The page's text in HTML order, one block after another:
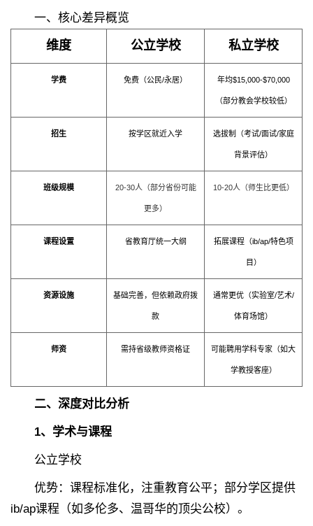
一、核心差异概览
维度 公立学校 私立学校
学费 免费（公民/永居） 年均$15,000-$70,000
（部分教会学校较低）
招生 按学区就近入学 选拔制（考试/面试/家庭
背景评估）
班级规模 20-30人（部分省份可能
更多）
10-20人（师生比更低）
课程设置 省教育厅统一大纲 拓展课程（ib/ap/特色项
目）
资源设施 基础完善，但依赖政府拨
款
通常更优（实验室/艺术/
体育场馆）
师资 需持省级教师资格证 可能聘用学科专家（如大
学教授客座）
二、深度对比分析
1、学术与课程
公立学校
优势：课程标准化，注重教育公平；部分学区提供
ib/ap课程（如多伦多、温哥华的顶尖公校）。